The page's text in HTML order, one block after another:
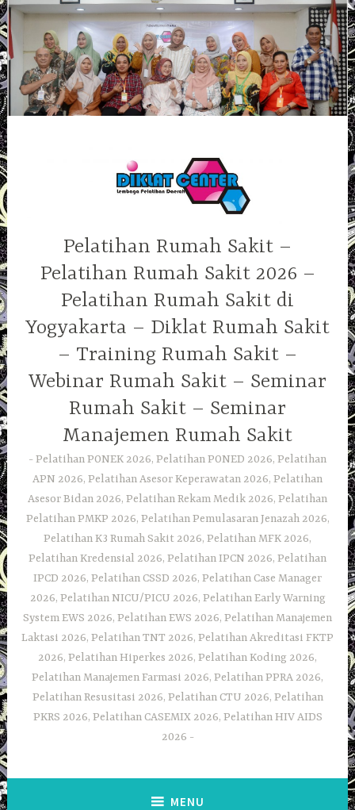
Skip
to
content
Pelatihan Rumah Sakit –
Pelatihan Rumah Sakit 2026 –
Pelatihan Rumah Sakit di
Yogyakarta – Diklat Rumah Sakit
– Training Rumah Sakit –
Webinar Rumah Sakit – Seminar
Rumah Sakit – Seminar
Manajemen Rumah Sakit
Pelatihan PONEK 2026, Pelatihan PONED 2026, Pelatihan
APN 2026, Pelatihan Asesor Keperawatan 2026, Pelatihan
Asesor Bidan 2026, Pelatihan Rekam Medik 2026, Pelatihan
Pelatihan PMKP 2026, Pelatihan Pemulasaran Jenazah 2026,
Pelatihan K3 Rumah Sakit 2026, Pelatihan MFK 2026,
Pelatihan Kredensial 2026, Pelatihan IPCN 2026, Pelatihan
IPCD 2026, Pelatihan CSSD 2026, Pelatihan Case Manager
2026, Pelatihan NICU/PICU 2026, Pelatihan Early Warning
System EWS 2026, Pelatihan EWS 2026, Pelatihan Manajemen
Laktasi 2026, Pelatihan TNT 2026, Pelatihan Akreditasi FKTP
2026, Pelatihan Hiperkes 2026, Pelatihan Koding 2026,
Pelatihan Manajemen Farmasi 2026, Pelatihan PPRA 2026,
Pelatihan Resusitasi 2026, Pelatihan CTU 2026, Pelatihan
PKRS 2026, Pelatihan CASEMIX 2026, Pelatihan HIV AIDS
2026
MENU